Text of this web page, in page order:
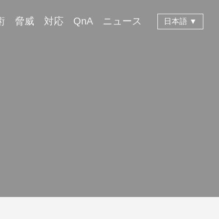
脅威 対応 QnA ニュース 日本語 ▼